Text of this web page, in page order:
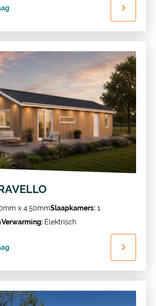
x 4.50mmSlaapkamers: 1
Verwarming: Elektrisch